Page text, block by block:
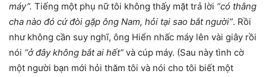
máy”. Tiếng một phụ nữ tôi không thấy mặt trả lời “có thằng
cha nào đó cứ đòi gặp ông Nam, hỏi tại sao bắt người”. Rồi
như không cần suy nghĩ, ông Hiển nhấc máy lên vài giây rồi
nói “ở đây không bắt ai hết” và cúp máy. (Sau này tình cờ
một người bạn mới hỏi thăm tôi và nói cho tôi biết một